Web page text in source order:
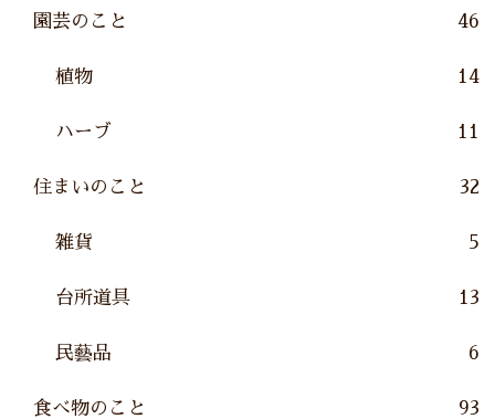
園芸のこと 46
植物 14
ハーブ 11
住まいのこと 32
雑貨 5
台所道具 13
民藝品 6
食べ物のこと 93